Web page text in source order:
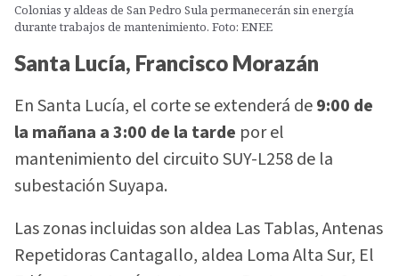
Colonias y aldeas de San Pedro Sula permanecerán sin energía
durante trabajos de mantenimiento. Foto: ENEE
Santa Lucía, Francisco Morazán
En Santa Lucía, el corte se extenderá de9:00 de
la mañana a 3:00 de la tarde por el
mantenimiento del circuito SUY-L258 de la
subestación Suyapa.
Las zonas incluidas son aldea Las Tablas, Antenas
Repetidoras Cantagallo, aldea Loma Alta Sur, El